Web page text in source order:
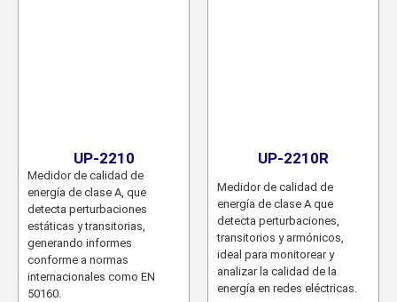
UP-2210
Medidor de calidad de
energía de clase A, que
detecta perturbaciones
estáticas y transitorias,
generando informes
conforme a normas
internacionales como EN
50160.
UP-2210R
Medidor de calidad de
energía de clase A que
detecta perturbaciones,
transitorios y armónicos,
ideal para monitorear y
analizar la calidad de la
energía en redes eléctricas.